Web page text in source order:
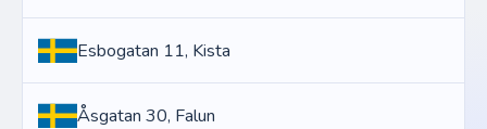
Esbogatan 11, Kista
Åsgatan 30, Falun